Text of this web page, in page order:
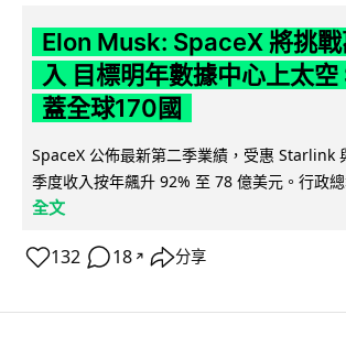
Elon Musk: SpaceX 將挑
入 目標明年數據中心上太
蓋全球170國
SpaceX 公佈最新第二季業績，受惠 Starlink
季度收入按年飆升 92% 至 78 億美元。行政
全文
132 18 ↗ 分享